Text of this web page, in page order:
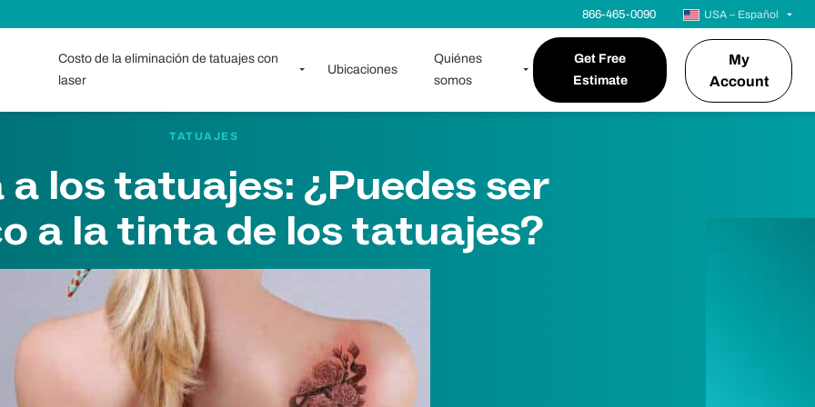
866-465-0090 USA – Español
Costo de la eliminación de tatuajes con
laser
Ubicaciones
Quiénes
somos
Get Free
Estimate
My
Account
TATUAJES
los tatuajes: ¿Puedes ser
a la tinta de los tatuajes?